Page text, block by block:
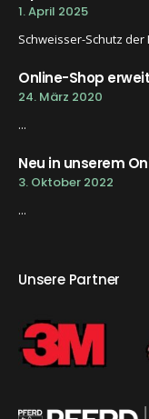
1. April 2025
Schweisser-Schutz der
Online-Shop
24. März 2020
...
Neu in unserem
3. Oktober 2022
...
Unsere Partner